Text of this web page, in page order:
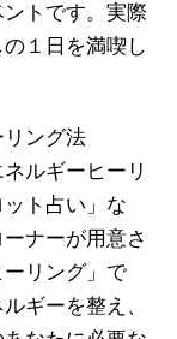
トです。実際
１日を満喫し
ング法
ルギーヒーリ
ト占い」な
ナーが用意さ
リング」で
ギーを整え、